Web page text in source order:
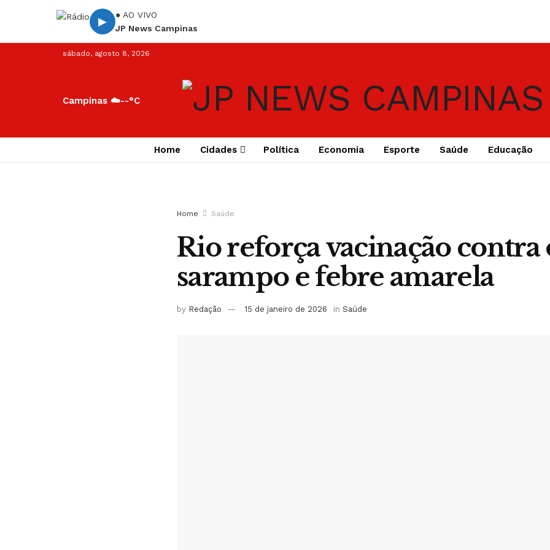
▶
● AO VIVO
JP News Campinas
sábado, agosto 8, 2026
Campinas ☁️--°C
Home Cidades Política Economia Esporte Saúde Educação
Home Saúde
Rio reforça vacinação contra
sarampo e febre amarela
by Redação 15 de janeiro de 2026 in Saúde